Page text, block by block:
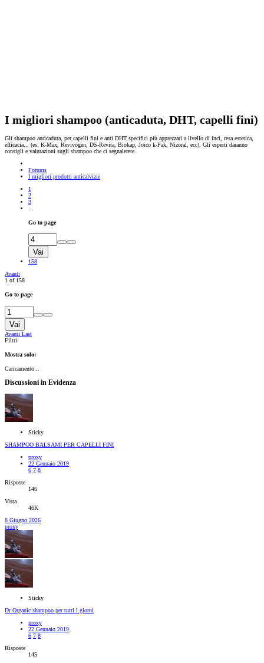
I migliori shampoo (anticaduta, DHT, capelli fini)
Gli shampoo anticaduta, per capelli fini e anti DHT specifici più apprezzati a livello di inci, resa estetica,
efficacia... (es. K-Max, Revivogen, DS-Revita, Biokap, Joico k-Pak, Nizoral, ecc). Gli esperti daranno
consigli e valutazioni sugli shampoo che ci segnalerete.
Forums
I migliori prodotti anticalvizie
1
2
3
Go to page
Vai
158
Avanti
1 of 158
Go to page
Vai
Avanti Last
Filtri
Mostra solo:
Caricamento...
Discussioni in Evidenza
Sticky
SHAMPOO BALSAMI PER CAPELLI FINI
proxy
22 Gennaio 2019
6 7 8
Risposte
146
Vista
46K
8 Giugno 2026
proxy
Sticky
Dr Organic shampoo per tutti i giorni
proxy
22 Gennaio 2019
6 7 8
Risposte
145